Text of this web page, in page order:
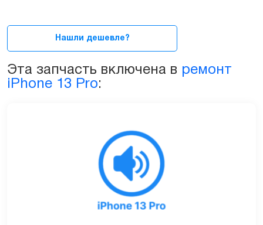
quantity
Нашли дешевле?
Эта запчасть включена в ремонт
iPhone 13 Pro: